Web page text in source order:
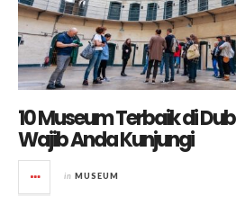
10 Museum Terbaik di
Wajib Anda Kunjungi
in MUSEUM